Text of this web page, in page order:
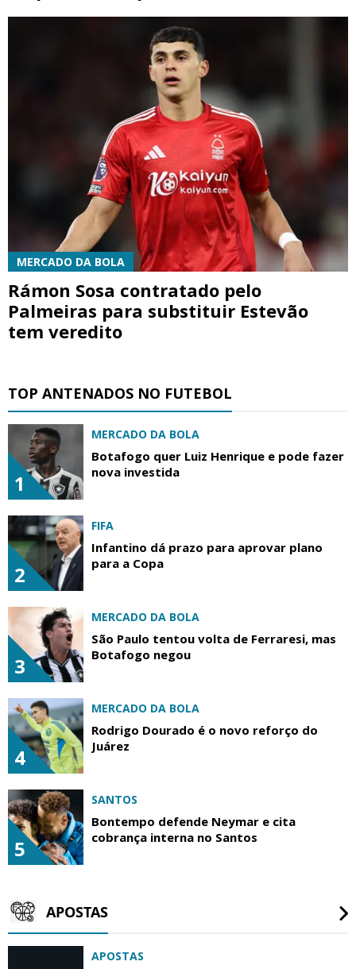
MERCADO DA BOLA
Rámon Sosa contratado pelo
Palmeiras para substituir Estevão
tem veredito
TOP ANTENADOS NO FUTEBOL
1
MERCADO DA BOLA
Botafogo quer Luiz Henrique e pode fazer
nova investida
2
FIFA
Infantino dá prazo para aprovar plano
para a Copa
3
MERCADO DA BOLA
São Paulo tentou volta de Ferraresi, mas
Botafogo negou
4
MERCADO DA BOLA
Rodrigo Dourado é o novo reforço do
Juárez
5
SANTOS
Bontempo defende Neymar e cita
cobrança interna no Santos
APOSTAS
APOSTAS